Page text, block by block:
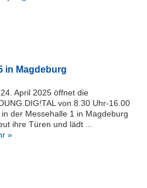
in Magdeburg
April 2025 öffnet die
von 8.30 Uhr-16.00
in der Messehalle 1 in Magdeburg
ihre Türen und lädt ...
»